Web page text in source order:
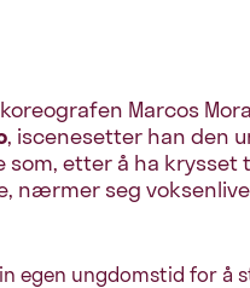
Marcos
, iscenesetter han den
som, etter å ha krysset
nærmer seg
egen ungdomstid for å